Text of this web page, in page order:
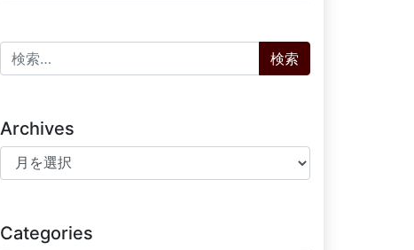
検索:
Archives
Archives
Categories